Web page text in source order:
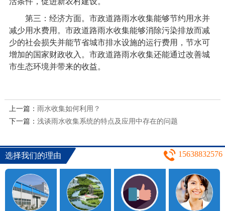
第三：经济方面。市政道路雨水收集能够节约用水并
减少用水费用。市政道路雨水收集能够消除污染排放而减
少的社会损失并能节省城市排水设施的运行费用，节水可
增加的国家财政收入。市政道路雨水收集还能通过改善城
市生态环境并带来的收益。
上一篇： 雨水收集如何利用？
下一篇： 浅谈雨水收集系统的特点及应用中存在的问题
选择我们的理由 15638832576